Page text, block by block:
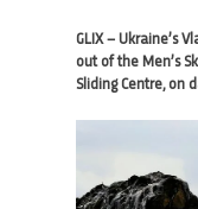
GLIX – Ukraine’s
out of the Men’s
Sliding Centre, on